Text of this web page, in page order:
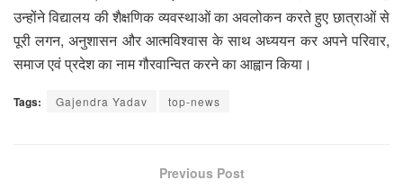
उन्होंने विद्यालय की शैक्षणिक व्यवस्थाओं का अवलोकन करते हुए छात्राओं से
पूरी लगन, अनुशासन और आत्मविश्वास के साथ अध्ययन कर अपने परिवार,
समाज एवं प्रदेश का नाम गौरवान्वित करने का आह्वान किया।
Tags: Gajendra Yadav top-news
Previous Post